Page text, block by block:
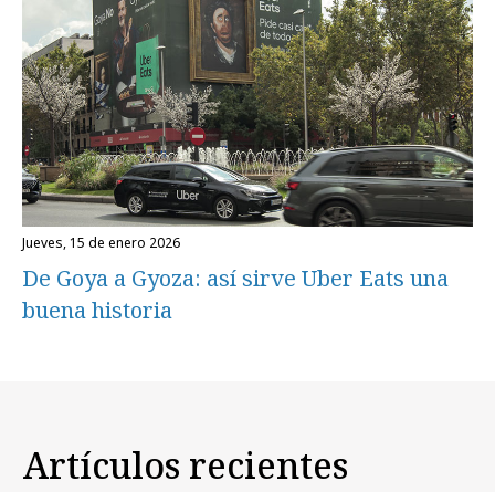
jueves, 15 de enero 2026
De Goya a Gyoza: así sirve Uber Eats una
buena historia
Artículos recientes